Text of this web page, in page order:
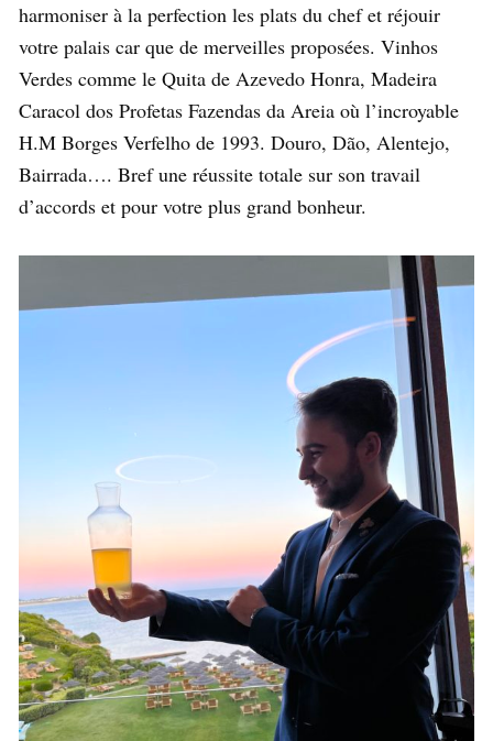
harmoniser à la perfection les plats du chef et réjouir
votre palais car que de merveilles proposées. Vinhos
Verdes comme le Quita de Azevedo Honra, Madeira
Caracol dos Profetas Fazendas da Areia où l’incroyable
H.M Borges Verfelho de 1993. Douro, Dão, Alentejo,
Bairrada…. Bref une réussite totale sur son travail
d’accords et pour votre plus grand bonheur.